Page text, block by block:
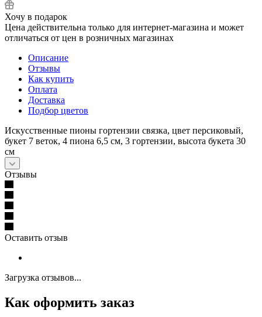
Хочу в подарок
Цена действительна только для интернет-магазина и может
отличаться от цен в розничных магазинах
Описание
Отзывы
Как купить
Оплата
Доставка
Подбор цветов
Искусственные пионы гортензии связка, цвет персиковый,
букет 7 веток, 4 пиона 6,5 см, 3 гортензии, высота букета 30
см
Отзывы
Оставить отзыв
Загрузка отзывов...
Как оформить заказ